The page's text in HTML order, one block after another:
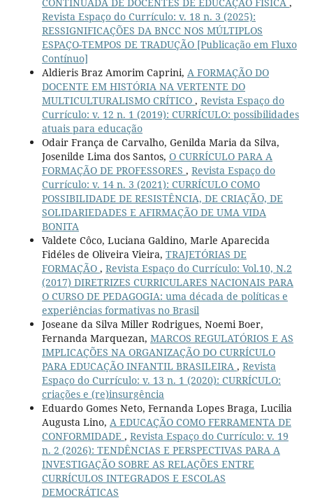
Revista Espaço do Currículo: v. 18 n. 3 (2025):
RESSIGNIFICAÇÕES DA BNCC NOS MÚLTIPLOS
ESPAÇO-TEMPOS DE TRADUÇÃO [Publicação em Fluxo
Contínuo]
Aldieris Braz Amorim Caprini, A FORMAÇÃO DO
DOCENTE EM HISTÓRIA NA VERTENTE DO
MULTICULTURALISMO CRÍTICO , Revista Espaço do
Currículo: v. 12 n. 1 (2019): CURRÍCULO: possibilidades
atuais para educação
Odair França de Carvalho, Genilda Maria da Silva,
Josenilde Lima dos Santos, O CURRÍCULO PARA A
FORMAÇÃO DE PROFESSORES , Revista Espaço do
Currículo: v. 14 n. 3 (2021): CURRÍCULO COMO
POSSIBILIDADE DE RESISTÊNCIA, DE CRIAÇÃO, DE
SOLIDARIEDADES E AFIRMAÇÃO DE UMA VIDA
BONITA
Valdete Côco, Luciana Galdino, Marle Aparecida
Fidéles de Oliveira Vieira, TRAJETÓRIAS DE
FORMAÇÃO , Revista Espaço do Currículo: Vol.10, N.2
(2017) DIRETRIZES CURRICULARES NACIONAIS PARA
O CURSO DE PEDAGOGIA: uma década de políticas e
experiências formativas no Brasil
Joseane da Silva Miller Rodrigues, Noemi Boer,
Fernanda Marquezan, MARCOS REGULATÓRIOS E AS
IMPLICAÇÕES NA ORGANIZAÇÃO DO CURRÍCULO
PARA EDUCAÇÃO INFANTIL BRASILEIRA , Revista
Espaço do Currículo: v. 13 n. 1 (2020): CURRÍCULO:
criações e (re)insurgência
Eduardo Gomes Neto, Fernanda Lopes Braga, Lucilia
Augusta Lino, A EDUCAÇÃO COMO FERRAMENTA DE
CONFORMIDADE , Revista Espaço do Currículo: v. 19
n. 2 (2026): TENDÊNCIAS E PERSPECTIVAS PARA A
INVESTIGAÇÃO SOBRE AS RELAÇÕES ENTRE
CURRÍCULOS INTEGRADOS E ESCOLAS
DEMOCRÁTICAS